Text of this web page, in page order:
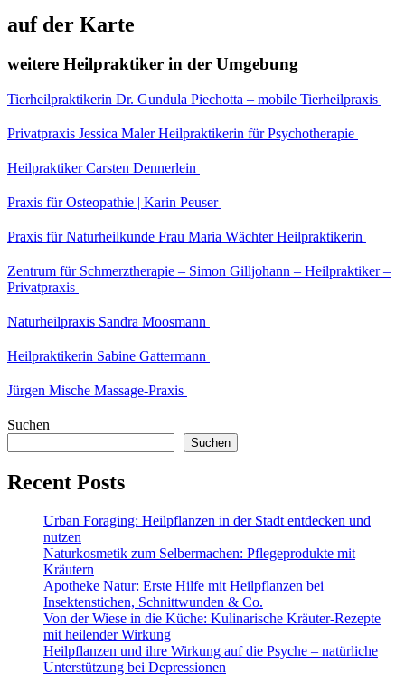
auf der Karte
weitere Heilpraktiker in der Umgebung
Tierheilpraktikerin Dr. Gundula Piechotta – mobile Tierheilpraxis
Privatpraxis Jessica Maler Heilpraktikerin für Psychotherapie
Heilpraktiker Carsten Dennerlein
Praxis für Osteopathie | Karin Peuser
Praxis für Naturheilkunde Frau Maria Wächter Heilpraktikerin
Zentrum für Schmerztherapie – Simon Gilljohann – Heilpraktiker –
Privatpraxis
Naturheilpraxis Sandra Moosmann
Heilpraktikerin Sabine Gattermann
Jürgen Mische Massage-Praxis
Suchen
Suchen
Recent Posts
Urban Foraging: Heilpflanzen in der Stadt entdecken und
nutzen
Naturkosmetik zum Selbermachen: Pflegeprodukte mit
Kräutern
Apotheke Natur: Erste Hilfe mit Heilpflanzen bei
Insektenstichen, Schnittwunden & Co.
Von der Wiese in die Küche: Kulinarische Kräuter-Rezepte
mit heilender Wirkung
Heilpflanzen und ihre Wirkung auf die Psyche – natürliche
Unterstützung bei Depressionen